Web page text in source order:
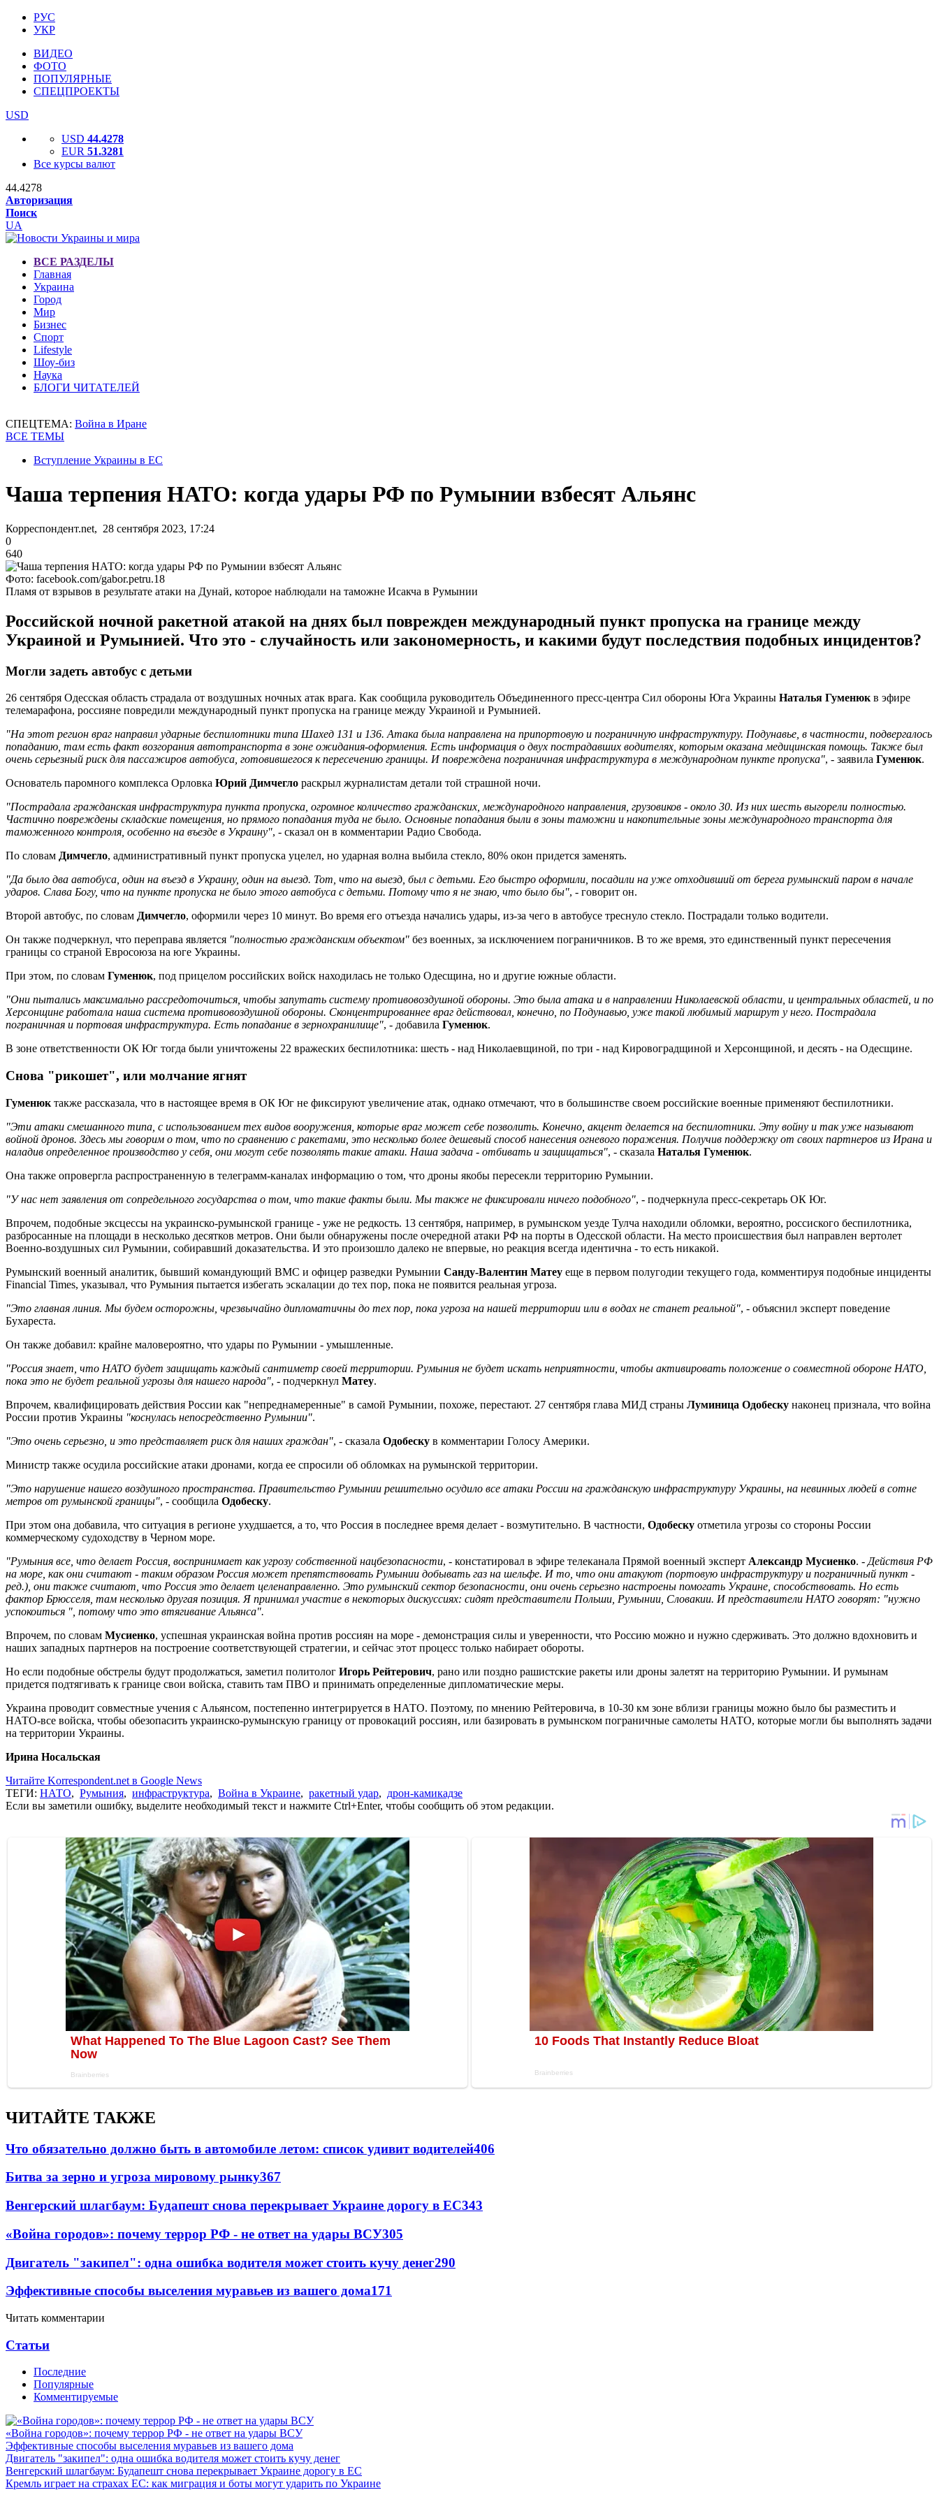
РУС
УКР
ВИДЕО
ФОТО
ПОПУЛЯРНЫЕ
СПЕЦПРОЕКТЫ
USD
USD 44.4278
EUR 51.3281
Все курсы валют
44.4278
Авторизация
Поиск
UA
ВСЕ РАЗДЕЛЫ
Главная
Украина
Город
Мир
Бизнес
Спорт
Lifestyle
Шоу-биз
Наука
БЛОГИ ЧИТАТЕЛЕЙ
СПЕЦТЕМА: Война в Иране
ВСЕ ТЕМЫ
Вступление Украины в ЕС
Чаша терпения НАТО: когда удары РФ по Румынии взбесят Альянс
Корреспондент.net, 28 сентября 2023, 17:24
0
640
Фото: facebook.com/gabor.petru.18
Пламя от взрывов в результате атаки на Дунай, которое наблюдали на таможне Исакча в Румынии
Российской ночной ракетной атакой на днях был поврежден международный пункт пропуска на границе между
Украиной и Румынией. Что это - случайность или закономерность, и какими будут последствия подобных инцидентов?
Могли задеть автобус с детьми
26 сентября Одесская область страдала от воздушных ночных атак врага. Как сообщила руководитель Объединенного пресс-центра Сил обороны Юга Украины Наталья Гуменюкв эфире
телемарафона, россияне повредили международный пункт пропуска на границе между Украиной и Румынией.
"На этот регион враг направил ударные беспилотники типа Шахед 131 и 136. Атака была направлена на припортовую и пограничную инфраструктуру. Подунавье, в частности, подвергалось
попаданию, там есть факт возгорания автотранспорта в зоне ожидания-оформления. Есть информация о двух пострадавших водителях, которым оказана медицинская помощь. Также был
очень серьезный риск для пассажиров автобуса, готовившегося к пересечению границы. И повреждена пограничная инфраструктура в международном пункте пропуска", - заявила Гуменюк.
Основатель паромного комплекса Орловка Юрий Димчегло раскрыл журналистам детали той страшной ночи.
"Пострадала гражданская инфраструктура пункта пропуска, огромное количество гражданских, международного направления, грузовиков - около 30. Из них шесть выгорели полностью.
Частично повреждены складские помещения, но прямого попадания туда не было. Основные попадания были в зоны таможни и накопительные зоны международного транспорта для
таможенного контроля, особенно на въезде в Украину", - сказал он в комментарии Радио Свобода.
По словам Димчегло, административный пункт пропуска уцелел, но ударная волна выбила стекло, 80% окон придется заменять.
"Да было два автобуса, один на въезд в Украину, один на выезд. Тот, что на выезд, был с детьми. Его быстро оформили, посадили на уже отходивший от берега румынский паром в начале
ударов. Слава Богу, что на пункте пропуска не было этого автобуса с детьми. Потому что я не знаю, что было бы", - говорит он.
Второй автобус, по словам Димчегло, оформили через 10 минут. Во время его отъезда начались удары, из-за чего в автобусе треснуло стекло. Пострадали только водители.
Он также подчеркнул, что переправа является "полностью гражданским объектом" без военных, за исключением пограничников. В то же время, это единственный пункт пересечения
границы со страной Евросоюза на юге Украины.
При этом, по словам Гуменюк, под прицелом российских войск находилась не только Одесщина, но и другие южные области.
"Они пытались максимально рассредоточиться, чтобы запутать систему противовоздушной обороны. Это была атака и в направлении Николаевской области, и центральных областей, и по
Херсонщине работала наша система противовоздушной обороны. Сконцентрированнее враг действовал, конечно, по Подунавью, уже такой любимый маршрут у него. Пострадала
пограничная и портовая инфраструктура. Есть попадание в зернохранилище", - добавила Гуменюк.
В зоне ответственности ОК Юг тогда были уничтожены 22 вражеских беспилотника: шесть - над Николаевщиной, по три - над Кировоградщиной и Херсонщиной, и десять - на Одесщине.
Снова "рикошет", или молчание ягнят
Гуменюк также рассказала, что в настоящее время в ОК Юг не фиксируют увеличение атак, однако отмечают, что в большинстве своем российские военные применяют беспилотники.
"Эти атаки смешанного типа, с использованием тех видов вооружения, которые враг может себе позволить. Конечно, акцент делается на беспилотники. Эту войну и так уже называют
войной дронов. Здесь мы говорим о том, что по сравнению с ракетами, это несколько более дешевый способ нанесения огневого поражения. Получив поддержку от своих партнеров из Ирана и
наладив определенное производство у себя, они могут себе позволять такие атаки. Наша задача - отбивать и защищаться", - сказала Наталья Гуменюк.
Она также опровергла распространенную в телеграмм-каналах информацию о том, что дроны якобы пересекли территорию Румынии.
"У нас нет заявления от сопредельного государства о том, что такие факты были. Мы также не фиксировали ничего подобного", - подчеркнула пресс-секретарь ОК Юг.
Впрочем, подобные эксцессы на украинско-румынской границе - уже не редкость. 13 сентября, например, в румынском уезде Тулча находили обломки, вероятно, россиского беспилотника,
разбросанные на площади в несколько десятков метров. Они были обнаружены после очередной атаки РФ на порты в Одесской области. На место происшествия был направлен вертолет
Военно-воздушных сил Румынии, собиравший доказательства. И это произошло далеко не впервые, но реакция всегда идентична - то есть никакой.
Румынский военный аналитик, бывший командующий ВМС и офицер разведки Румынии Санду-Валентин Матеу еще в первом полугодии текущего года, комментируя подобные инциденты
Financial Times, указывал, что Румыния пытается избегать эскалации до тех пор, пока не появится реальная угроза.
"Это главная линия. Мы будем осторожны, чрезвычайно дипломатичны до тех пор, пока угроза на нашей территории или в водах не станет реальной", - объяснил эксперт поведение
Бухареста.
Он также добавил: крайне маловероятно, что удары по Румынии - умышленные.
"Россия знает, что НАТО будет защищать каждый сантиметр своей территории. Румыния не будет искать неприятности, чтобы активировать положение о совместной обороне НАТО,
пока это не будет реальной угрозы для нашего народа", - подчеркнул Матеу.
Впрочем, квалифицировать действия России как "непреднамеренные" в самой Румынии, похоже, перестают. 27 сентября глава МИД страны Луминица Одобеску наконец признала, что война
России против Украины "коснулась непосредственно Румынии".
"Это очень серьезно, и это представляет риск для наших граждан", - сказала Одобеску в комментарии Голосу Америки.
Министр также осудила российские атаки дронами, когда ее спросили об обломках на румынской территории.
"Это нарушение нашего воздушного пространства. Правительство Румынии решительно осудило все атаки России на гражданскую инфраструктуру Украины, на невинных людей в сотне
метров от румынской границы", - сообщила Одобеску.
При этом она добавила, что ситуация в регионе ухудшается, а то, что Россия в последнее время делает - возмутительно. В частности, Одобеску отметила угрозы со стороны России
коммерческому судоходству в Черном море.
"Румыния все, что делает Россия, воспринимает как угрозу собственной нацбезопасности, - констатировал в эфире телеканала Прямой военный эксперт Александр Мусиенко. - Действия РФ
на море, как они считают - таким образом Россия может препятствовать Румынии добывать газ на шельфе. И то, что они атакуют (портовую инфраструктуру и пограничный пункт -
ред.), они также считают, что Россия это делает целенаправленно. Это румынский сектор безопасности, они очень серьезно настроены помогать Украине, способствовать. Но есть
фактор Брюсселя, там несколько другая позиция. Я принимал участие в некоторых дискуссиях: сидят представители Польши, Румынии, Словакии. И представители НАТО говорят: "нужно
успокоиться ", потому что это втягивание Альянса".
Впрочем, по словам Мусиенко, успешная украинская война против россиян на море - демонстрация силы и уверенности, что Россию можно и нужно сдерживать. Это должно вдохновить и
наших западных партнеров на построение соответствующей стратегии, и сейчас этот процесс только набирает обороты.
Но если подобные обстрелы будут продолжаться, заметил политолог Игорь Рейтерович, рано или поздно рашистские ракеты или дроны залетят на территорию Румынии. И румынам
придется подтягивать к границе свои войска, ставить там ПВО и принимать определенные дипломатические меры.
Украина проводит совместные учения с Альянсом, постепенно интегрируется в НАТО. Поэтому, по мнению Рейтеровича, в 10-30 км зоне вблизи границы можно было бы разместить и
НАТО-все войска, чтобы обезопасить украинско-румынскую границу от провокаций россиян, или базировать в румынском пограничные самолеты НАТО, которые могли бы выполнять задачи
на территории Украины.
Ирина Носальская
Читайте Korrespondent.net в Google News
ТЕГИ: НАТО, Румыния, инфраструктура, Война в Украине, ракетный удар, дрон-камикадзе
Если вы заметили ошибку, выделите необходимый текст и нажмите Ctrl+Enter, чтобы сообщить об этом редакции.
ЧИТАЙТЕ ТАКЖЕ
Что обязательно должно быть в автомобиле летом: список удивит водителей406
Битва за зерно и угроза мировому рынку367
Венгерский шлагбаум: Будапешт снова перекрывает Украине дорогу в ЕС343
«Война городов»: почему террор РФ - не ответ на удары ВСУ305
Двигатель "закипел": одна ошибка водителя может стоить кучу денег290
Эффективные способы выселения муравьев из вашего дома171
Читать комментарии
Статьи
Последние
Популярные
Комментируемые
«Война городов»: почему террор РФ - не ответ на удары ВСУ
Эффективные способы выселения муравьев из вашего дома
Двигатель "закипел": одна ошибка водителя может стоить кучу денег
Венгерский шлагбаум: Будапешт снова перекрывает Украине дорогу в ЕС
Кремль играет на страхах ЕС: как миграция и боты могут ударить по Украине